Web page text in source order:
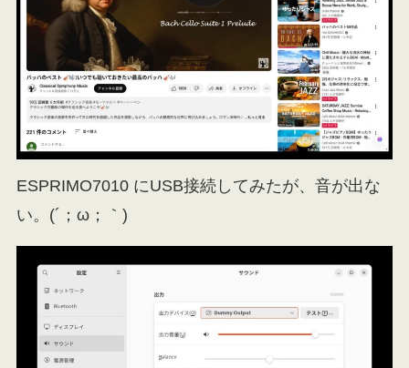
ESPRIMO7010 にUSB接続してみたが、音が出な
い。(´；ω；｀)